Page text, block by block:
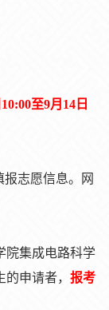
至9月 14日
报志愿信息。网
院集成电路科学
的申请者， 报考